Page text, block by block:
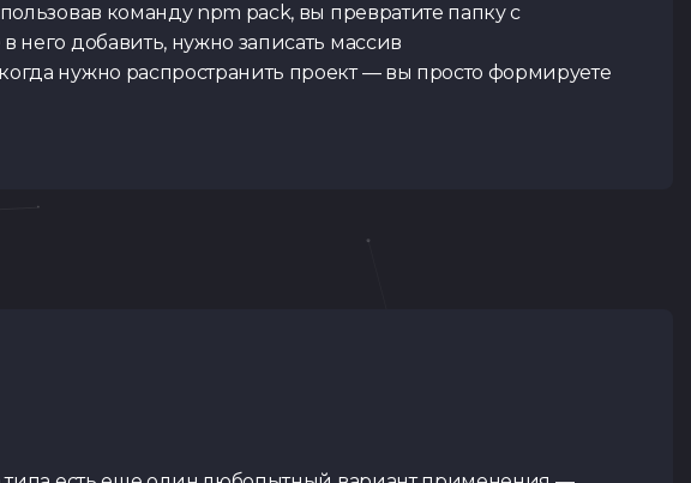
команду npm pack, вы превратите папку с
него добавить, нужно записать массив
нужно распространить проект — вы просто формируете